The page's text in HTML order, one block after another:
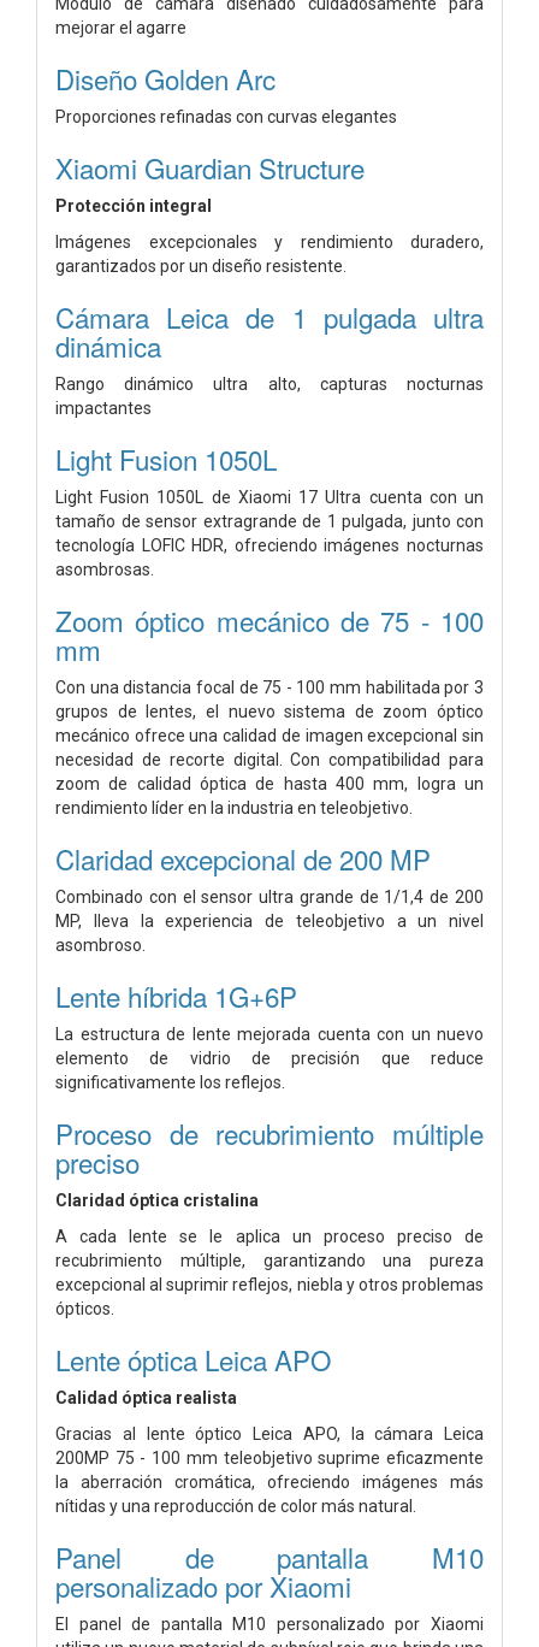
mejorar el agarre
Diseño Golden Arc
Proporciones refinadas con curvas elegantes
Xiaomi Guardian Structure
Protección integral
Imágenes excepcionales y rendimiento duradero,
garantizados por un diseño resistente.
Cámara Leica de 1 pulgada ultra
dinámica
Rango dinámico ultra alto, capturas nocturnas
impactantes
Light Fusion 1050L
Light Fusion 1050L de Xiaomi 17 Ultra cuenta con un
tamaño de sensor extragrande de 1 pulgada, junto con
tecnología LOFIC HDR, ofreciendo imágenes nocturnas
asombrosas.
Zoom óptico mecánico de 75 - 100
mm
Con una distancia focal de 75 - 100 mm habilitada por 3
grupos de lentes, el nuevo sistema de zoom óptico
mecánico ofrece una calidad de imagen excepcional sin
necesidad de recorte digital. Con compatibilidad para
zoom de calidad óptica de hasta 400 mm, logra un
rendimiento líder en la industria en teleobjetivo.
Claridad excepcional de 200 MP
Combinado con el sensor ultra grande de 1/1,4 de 200
MP, lleva la experiencia de teleobjetivo a un nivel
asombroso.
Lente híbrida 1G+6P
La estructura de lente mejorada cuenta con un nuevo
elemento de vidrio de precisión que reduce
significativamente los reflejos.
Proceso de recubrimiento múltiple
preciso
Claridad óptica cristalina
A cada lente se le aplica un proceso preciso de
recubrimiento múltiple, garantizando una pureza
excepcional al suprimir reflejos, niebla y otros problemas
ópticos.
Lente óptica Leica APO
Calidad óptica realista
Gracias al lente óptico Leica APO, la cámara Leica
200MP 75 - 100 mm teleobjetivo suprime eficazmente
la aberración cromática, ofreciendo imágenes más
nítidas y una reproducción de color más natural.
Panel de pantalla M10
personalizado por Xiaomi
El panel de pantalla M10 personalizado por Xiaomi